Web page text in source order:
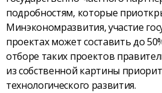
подробностям, которые
Минэкономразвития, участие
проектах может составить до
отборе таких проектов
из собственной картины
технологического развития.